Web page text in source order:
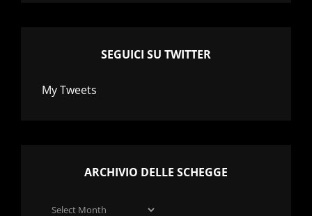
SEGUICI SU TWITTER
My Tweets
ARCHIVIO DELLE SCHEGGE
Archivio